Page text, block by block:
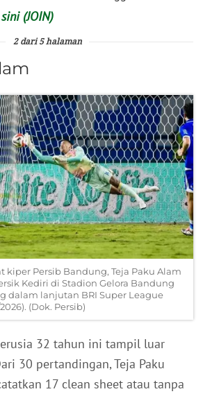
(JOIN)
2 dari 5 halaman
kiper Persib Bandung, Teja Paku Alam
Kediri di Stadion Gelora Bandung
dalam lanjutan BRI Super League
(Dok. Persib)
32 tahun ini tampil luar
30 pertandingan, Teja Paku
17 clean sheet atau tanpa